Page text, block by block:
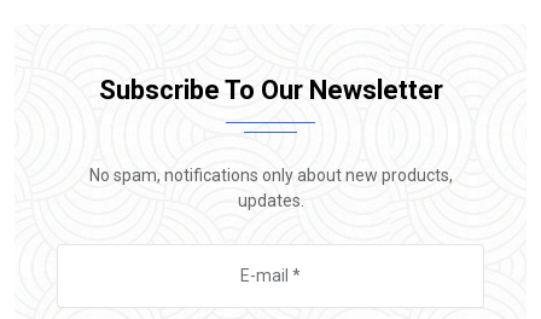
Subscribe To Our Newsletter
No spam, notifications only about new products,
updates.